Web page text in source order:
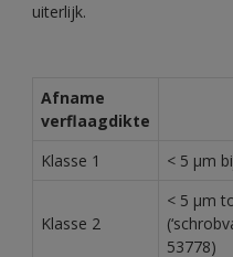
uiterlijk.
Afname
verflaagdikte
Klasse 1
< 5 µm
Klasse 2
< 5 µm
53778)